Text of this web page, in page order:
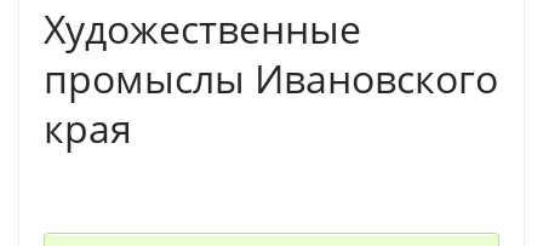
Художественные
промыслы Ивановского
края